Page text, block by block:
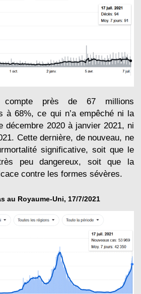
compte près de 67 millions
à 68%, ce qui n’a empêché ni la
décembre 2020 à janvier 2021, ni
Cette dernière, de nouveau, ne
significative, soit que le
peu dangereux, soit que la
contre les formes sévères.
au Royaume-Uni, 17/7/2021